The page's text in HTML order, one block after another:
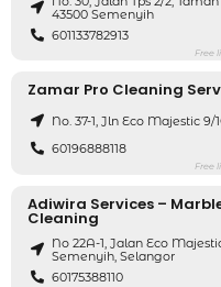
43500 Semenyih
601133782913
Free
Zamar Pro Cleaning
No. 37-1, Jln Eco Majestic
60196888118
Free
Adiwira Services –
Cleaning
No 22A-1, Jalan Eco
Semenyih, Selangor
60175388110